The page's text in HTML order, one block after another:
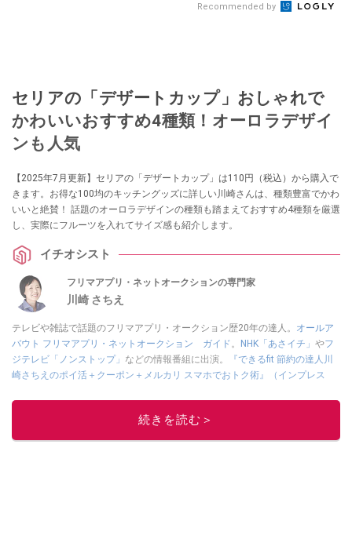
Recommended by
セリアの「デザートカップ」おしゃれで
かわいいおすすめ4種類！オーロラデザイ
ンも人気
【2025年7月更新】セリアの「デザートカップ」は110円（税込）から購入で
きます。お得な100均のキッチングッズに詳しい川崎さんは、種類豊富でかわ
いいと絶賛！ 話題のオーロラデザインの種類も踏まえておすすめ4種類を厳選
し、実際にフルーツを入れてサイズ感も紹介します。
イチオシスト
フリマアプリ・ネットオークションの専門家
川崎 さちえ
テレビや雑誌で話題のフリマアプリ・オークション歴20年の達人。 オールア
バウト フリマアプリ・ネットオークション ガイド。 NHK「あさイチ」 やフ
ジテレビ「ノンストップ」 などの情報番組に出演。
『できるfit 節約の達人川
崎さちえのポイ活＋クーポン＋メルカリ スマホでおトク術』（インプレス
的に稼ぐ！』（翔泳社刊）
■経歴：2003年、夫が子育てをするために、突然会社を辞める。翌月からの
続きを読む＞